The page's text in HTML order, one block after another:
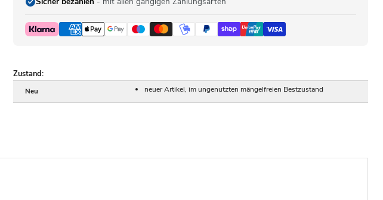
Zustand:
Neu neuer Artikel, im ungenutzten mängelfreien Bestzustand